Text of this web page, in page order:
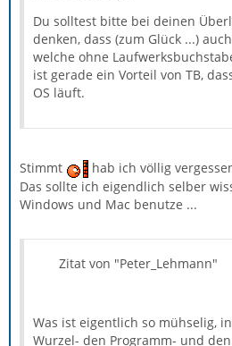
Du solltest bitte bei deinen
denken, dass (zum Glück ...)
welche ohne
ist gerade ein Vorteil von TB,
OS läuft.
Stimmt
hab ich völlig
Das sollte ich eigendlich selber
Windows und Mac benutze ...
Zitat von "Peter_Lehmann"
Was ist eigentlich so mühselig,
Wurzel- den Programm- und